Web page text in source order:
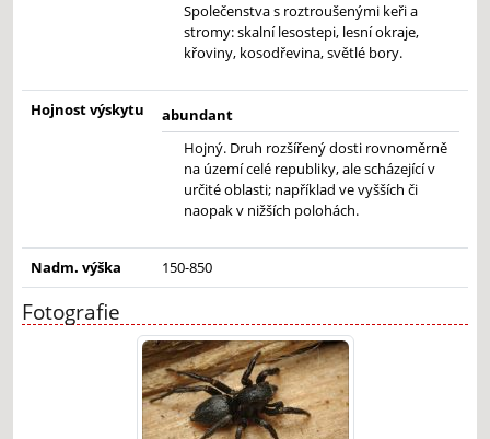
Společenstva s roztroušenými keři a
stromy: skalní lesostepi, lesní okraje,
křoviny, kosodřevina, světlé bory.
Hojnost výskytu
abundant
Hojný. Druh rozšířený dosti rovnoměrně
na území celé republiky, ale scházející v
určité oblasti; například ve vyšších či
naopak v nižších polohách.
Nadm. výška 150-850
Fotografie